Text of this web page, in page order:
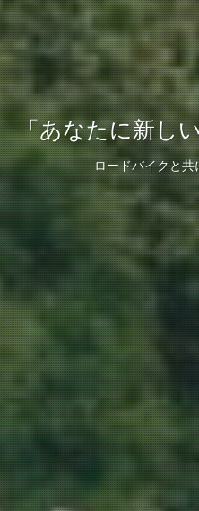
「あなたに新し
ロードバイクと共